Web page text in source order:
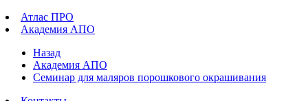
Атлас ПРО
Академия АПО
Назад
Академия АПО
Семинар для маляров порошкового окрашивания